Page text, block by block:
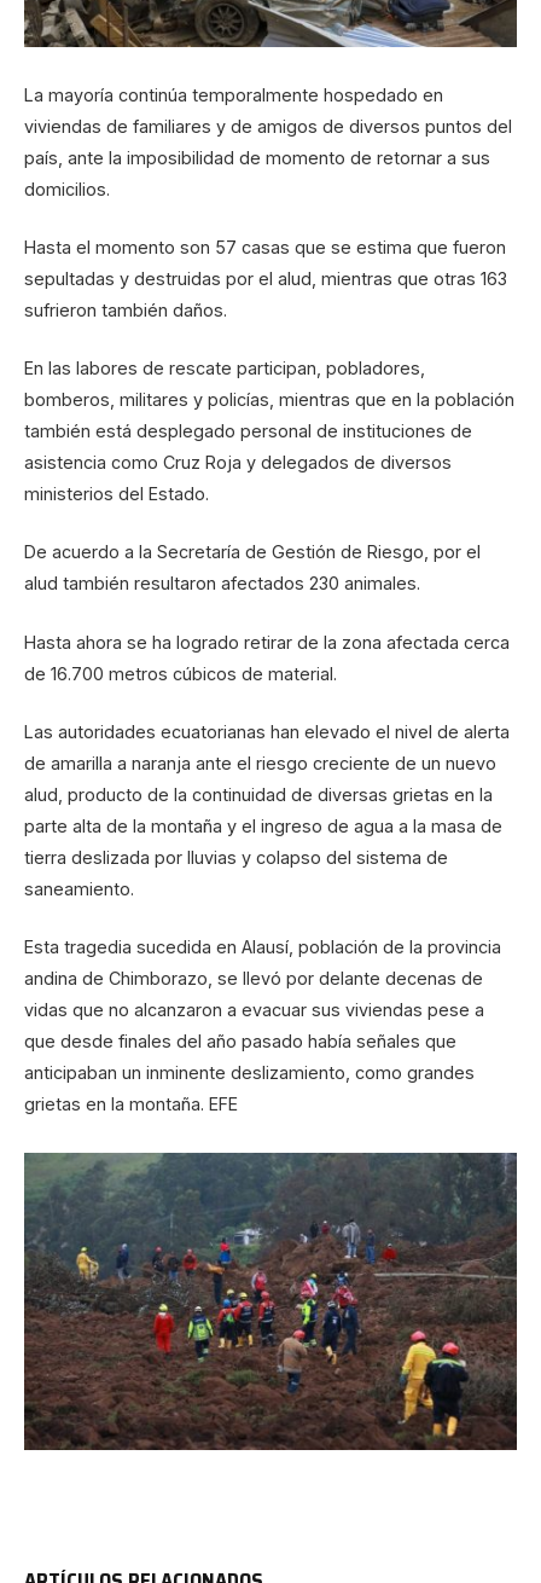
La mayoría continúa temporalmente hospedado en
viviendas de familiares y de amigos de diversos puntos del
país, ante la imposibilidad de momento de retornar a sus
domicilios.
Hasta el momento son 57 casas que se estima que fueron
sepultadas y destruidas por el alud, mientras que otras 163
sufrieron también daños.
En las labores de rescate participan, pobladores,
bomberos, militares y policías, mientras que en la población
también está desplegado personal de instituciones de
asistencia como Cruz Roja y delegados de diversos
ministerios del Estado.
De acuerdo a la Secretaría de Gestión de Riesgo, por el
alud también resultaron afectados 230 animales.
Hasta ahora se ha logrado retirar de la zona afectada cerca
de 16.700 metros cúbicos de material.
Las autoridades ecuatorianas han elevado el nivel de alerta
de amarilla a naranja ante el riesgo creciente de un nuevo
alud, producto de la continuidad de diversas grietas en la
parte alta de la montaña y el ingreso de agua a la masa de
tierra deslizada por lluvias y colapso del sistema de
saneamiento.
Esta tragedia sucedida en Alausí, población de la provincia
andina de Chimborazo, se llevó por delante decenas de
vidas que no alcanzaron a evacuar sus viviendas pese a
que desde finales del año pasado había señales que
anticipaban un inminente deslizamiento, como grandes
grietas en la montaña. EFE